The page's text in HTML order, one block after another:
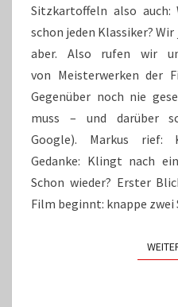
Sitzkartoffeln also auch:
schon jeden Klassiker?
aber. Also rufen wir
von Meisterwerken der
Gegenüber noch nie
muss – und darüber
Google). Markus rief:
Gedanke: Klingt nach
Schon wieder? Erster
Film beginnt: knappe